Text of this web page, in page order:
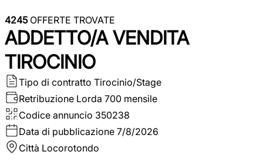
4245OFFERTE TROVATE
ADDETTO/A VENDITA
TIROCINIO
Tipo di contratto Tirocinio/Stage
Retribuzione Lorda 700 mensile
Codice annuncio 350238
Data di pubblicazione 7/8/2026
Città Locorotondo